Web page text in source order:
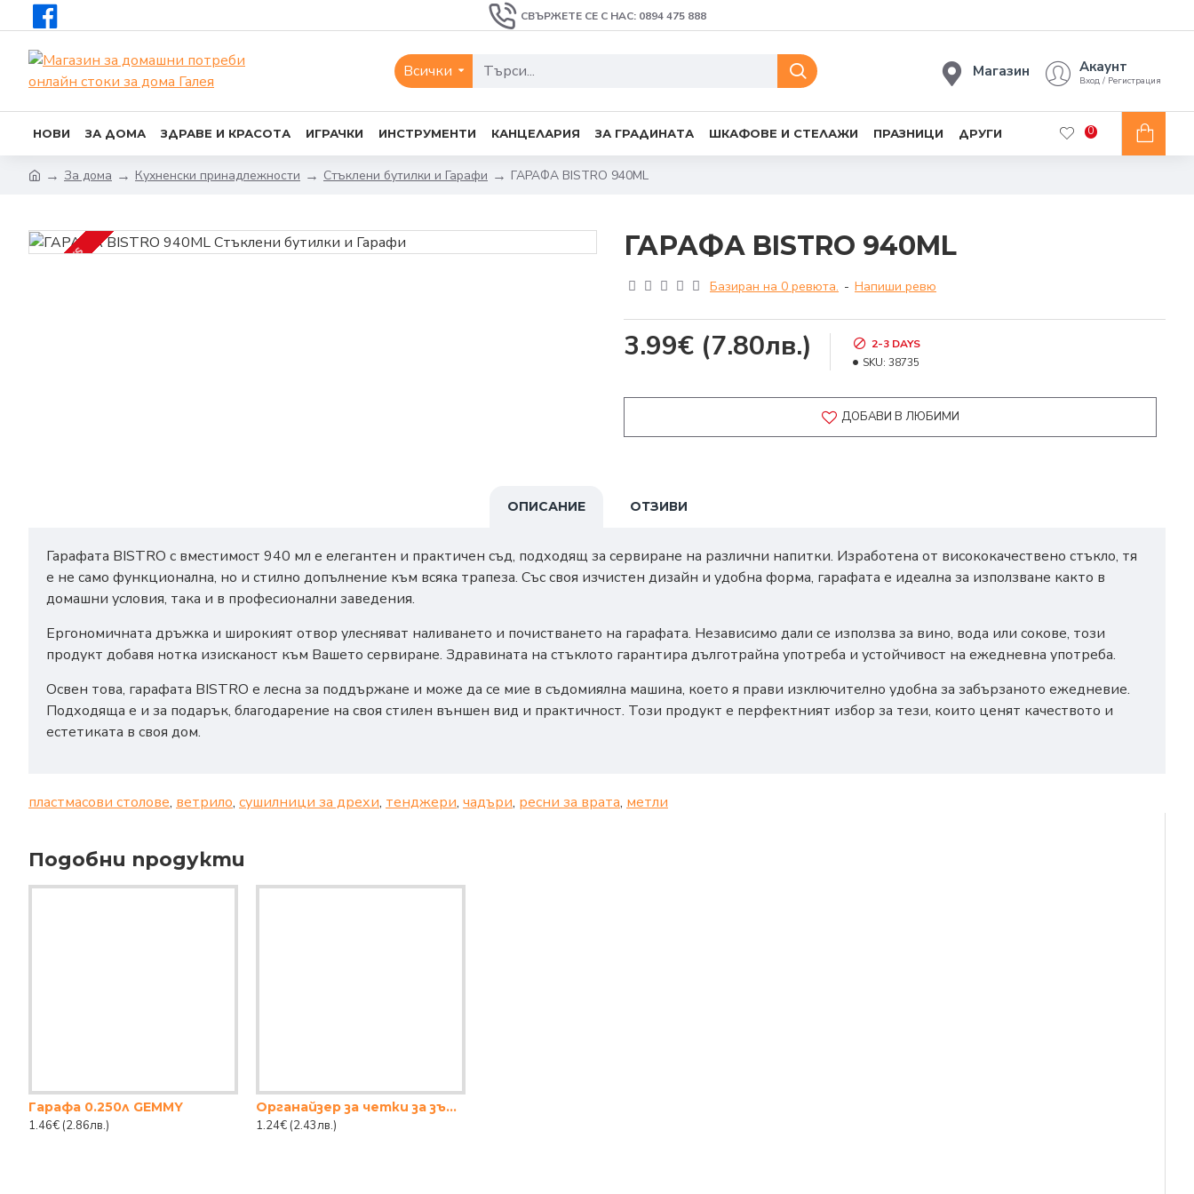
СВЪРЖЕТЕ СЕ С НАС: 0894 475 888
Всички Магазин Акаунт
Вход / Регистрация
НОВИ ЗА ДОМА ЗДРАВЕ И КРАСОТА ИГРАЧКИ ИНСТРУМЕНТИ КАНЦЕЛАРИЯ ЗА ГРАДИНАТА ШКАФОВЕ И СТЕЛАЖИ ПРАЗНИЦИ ДРУГИ 0
За дома Кухненски принадлежности Стъклени бутилки и Гарафи ГАРАФА BISTRO 940ML
2-3 DAYS ГАРАФА BISTRO 940ML
Базиран на 0 ревюта. - Напиши ревю
3.99€ (7.80лв.)
2-3 DAYS
SKU: 38735
ДОБАВИ В ЛЮБИМИ
ОПИСАНИЕ ОТЗИВИ
Гарафата BISTRO с вместимост 940 мл е елегантен и практичен съд, подходящ за сервиране на различни напитки. Изработена от висококачествено стъкло, тя
е не само функционална, но и стилно допълнение към всяка трапеза. Със своя изчистен дизайн и удобна форма, гарафата е идеална за използване както в
домашни условия, така и в професионални заведения.
Ергономичната дръжка и широкият отвор улесняват наливането и почистването на гарафата. Независимо дали се използва за вино, вода или сокове, този
продукт добавя нотка изисканост към Вашето сервиране. Здравината на стъклото гарантира дълготрайна употреба и устойчивост на ежедневна употреба.
Освен това, гарафата BISTRO е лесна за поддържане и може да се мие в съдомиялна машина, което я прави изключително удобна за забързаното ежедневие.
Подходяща е и за подарък, благодарение на своя стилен външен вид и практичност. Този продукт е перфектният избор за тези, които ценят качеството и
естетиката в своя дом.
пластмасови столове, ветрило, сушилници за дрехи, тенджери, чадъри, ресни за врата, метли
Подобни продукти
Гарафа 0.250л GEMMY
1.46€ (2.86лв.)
Органайзер за четки за зъби с капак
1.24€ (2.43лв.)